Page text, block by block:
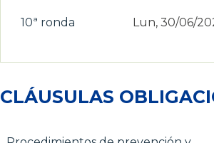
10ª ronda Lun, 30/06/
CLÁUSULAS